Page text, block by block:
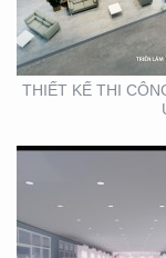
THIẾT KẾ THI
PHẨM HÀN
THIẾT KẾ